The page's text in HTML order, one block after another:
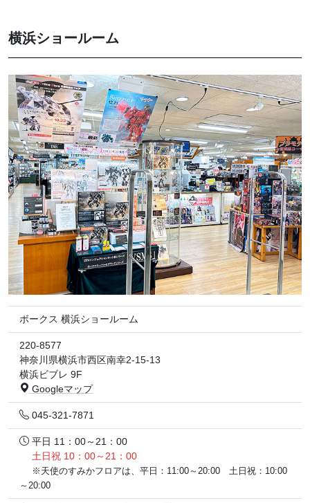
横浜ショールーム
ボークス 横浜ショールーム
220-8577
神奈川県横浜市西区南幸2-15-13
横浜ビブレ 9F
Googleマップ
045-321-7871
平日 11：00～21：00
土日祝 10：00～21：00
※天使のすみかフロアは、平日：11:00～20:00 土日祝：10:00
～20:00